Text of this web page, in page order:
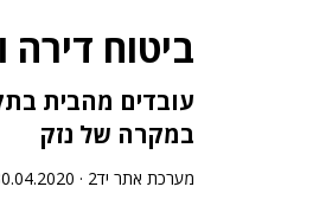
ביטוח
עובדים מהבית
במקרה של נזק
מערכת אתר יד2 ·